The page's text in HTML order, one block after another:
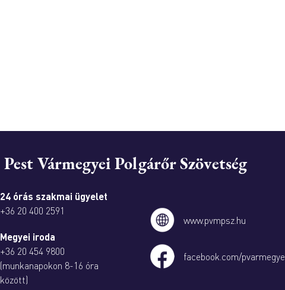
Pest Vármegyei Polgárőr Szövetség
24 órás szakmai ügyelet
+36 20 400 2591
Megyei iroda
+36 20 454 9800
(munkanapokon 8-16 óra
között)
www.pvmpsz.hu
facebook.com/pvarmegye